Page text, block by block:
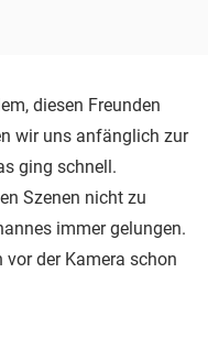
diesen Freunden
wir uns anfänglich zur
ging schnell.
Szenen nicht zu
immer gelungen.
vor der Kamera schon